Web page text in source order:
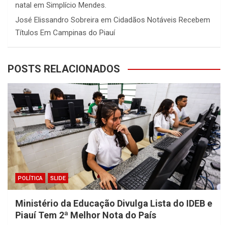
natal em Simplício Mendes.
José Elissandro Sobreira em Cidadãos Notáveis Recebem
Títulos Em Campinas do Piauí
POSTS RELACIONADOS
POLÍTICA SLIDE
Ministério da Educação Divulga Lista do IDEB e
Piauí Tem 2ª Melhor Nota do País